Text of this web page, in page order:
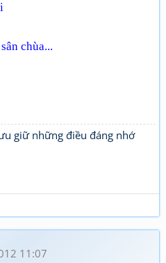
chùa...
giữ những điều đáng nhớ
11:07